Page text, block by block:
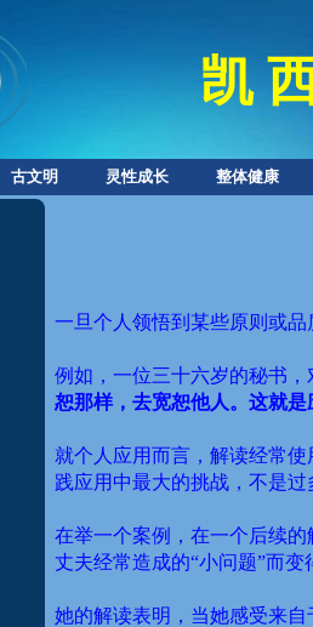
凯
古文明 灵性成长 整体健康
一旦个人领悟到某些原则或
例如，一位三十六岁的秘书
恕那样，去宽恕他人。这就
就个人应用而言，解读经常使
践应用中最大的挑战，不是
在举一个案例，在一个后续的
丈夫经常造成的“小问题”而
她的解读表明，当她感受来